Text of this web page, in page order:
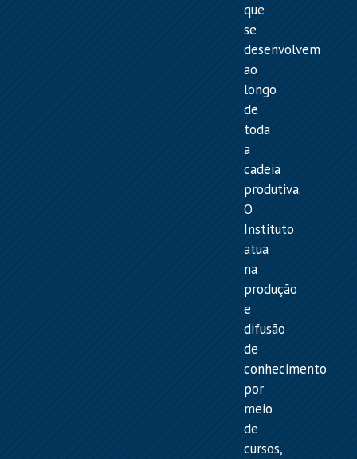
que
se
desenvolvem
ao
longo
de
toda
a
cadeia
produtiva.
O
Instituto
atua
na
produção
e
difusão
de
conhecimento
por
meio
de
cursos,